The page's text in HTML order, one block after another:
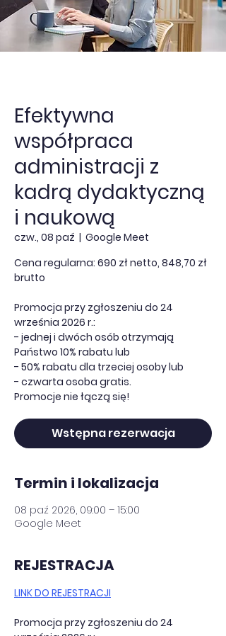
Efektywna
współpraca
administracji z
kadrą dydaktyczną
i naukową
czw., 08 paź
  |
Google Meet
Cena regularna: 690 zł netto, 848,70 zł
brutto
Promocja przy zgłoszeniu do 24
września 2026 r.:
- jednej i dwóch osób otrzymają
Państwo 10% rabatu lub
- 50% rabatu dla trzeciej osoby lub
- czwarta osoba gratis.
Promocje nie łączą się!
Wstępna rezerwacja
Termin i lokalizacja
08 paź 2026, 09:00 – 15:00
Google Meet
REJESTRACJA
LINK DO REJESTRACJI
Promocja przy zgłoszeniu do 24